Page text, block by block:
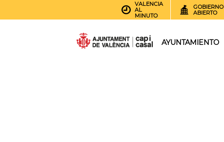
VALENCIA
AL
MINUTO
GOBIERNO
ABIERTO
AYUNTAMIENTO